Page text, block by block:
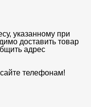
указанному при
доставить товар
адрес
телефонам!